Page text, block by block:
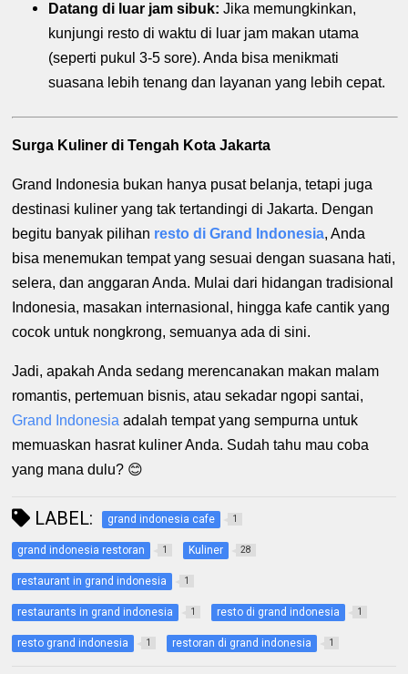
Datang di luar jam sibuk: Jika memungkinkan,
kunjungi resto di waktu di luar jam makan utama
(seperti pukul 3-5 sore). Anda bisa menikmati
suasana lebih tenang dan layanan yang lebih cepat.
Surga Kuliner di Tengah Kota Jakarta
Grand Indonesia bukan hanya pusat belanja, tetapi juga
destinasi kuliner yang tak tertandingi di Jakarta. Dengan
begitu banyak pilihan resto di Grand Indonesia, Anda
bisa menemukan tempat yang sesuai dengan suasana hati,
selera, dan anggaran Anda. Mulai dari hidangan tradisional
Indonesia, masakan internasional, hingga kafe cantik yang
cocok untuk nongkrong, semuanya ada di sini.
Jadi, apakah Anda sedang merencanakan makan malam
romantis, pertemuan bisnis, atau sekadar ngopi santai,
Grand Indonesia adalah tempat yang sempurna untuk
memuaskan hasrat kuliner Anda. Sudah tahu mau coba
yang mana dulu? 😊
LABEL: grand indonesia cafe 1
grand indonesia restoran 1 Kuliner 28
restaurant in grand indonesia 1
restaurants in grand indonesia 1 resto di grand indonesia 1
resto grand indonesia 1 restoran di grand indonesia 1